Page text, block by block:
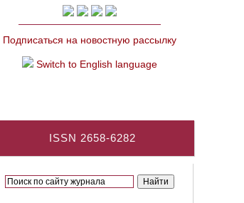
Подписаться на новостную рассылку
Switch to English language
ISSN 2658-6282